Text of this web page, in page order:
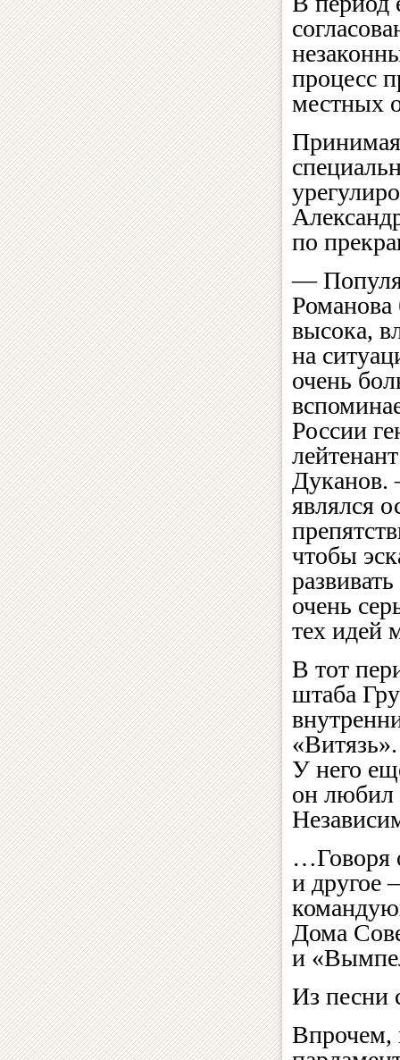
процесс
местных
Принимая
по
—
Романова
высока,
на
очень
России
являлся
чтобы
очень
тех идей
В тот
штаба
У него
он любил
…Говоря
и другое
Дома
и
Из песни
Впрочем,